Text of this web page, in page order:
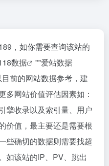
，如你需要查询该站的
数据 ""爱站数据
前的网站数据参考，建
多网站价值评估因素如：
擎收录以及索引量、用户
价值，最主要还是需要根
些确切的数据则需要找超
如该站的IP、PV、跳出